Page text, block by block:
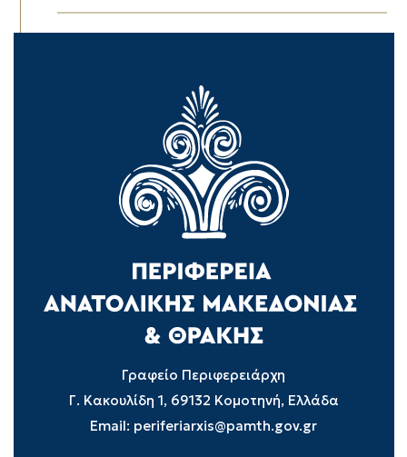
Γραφείο Περιφερειάρχη
Γ. Κακουλίδη 1, 69132 Κομοτηνή, Ελλάδα
Email: periferiarxis@pamth.gov.gr